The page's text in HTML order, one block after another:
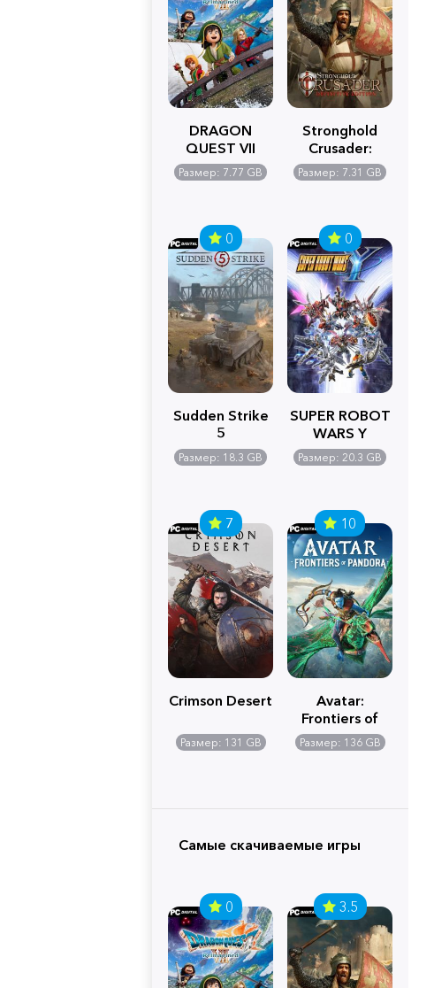
DRAGON
QUEST VII
Reimagined
Размер: 7.77 GB
Stronghold
Crusader:
Definitive
Edition
Размер: 7.31 GB
0
Sudden Strike
5
Размер: 18.3 GB
0
SUPER ROBOT
WARS Y
Размер: 20.3 GB
7
Crimson Desert
Размер: 131 GB
10
Avatar:
Frontiers of
Pandora
Размер: 136 GB
Самые скачиваемые игры
0 3.5